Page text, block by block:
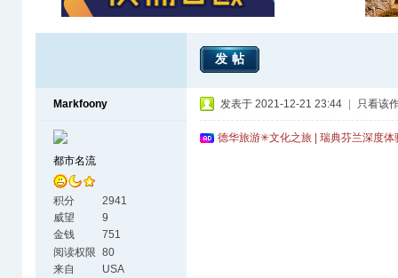
发帖
Markfoony
都市名流
积分
2941
威望
9
金钱
751
阅读权限 80
来自
USA
发表于 2021-12-21 23:44 只看该
德华旅游✳文化之旅 | 瑞典芬兰深度